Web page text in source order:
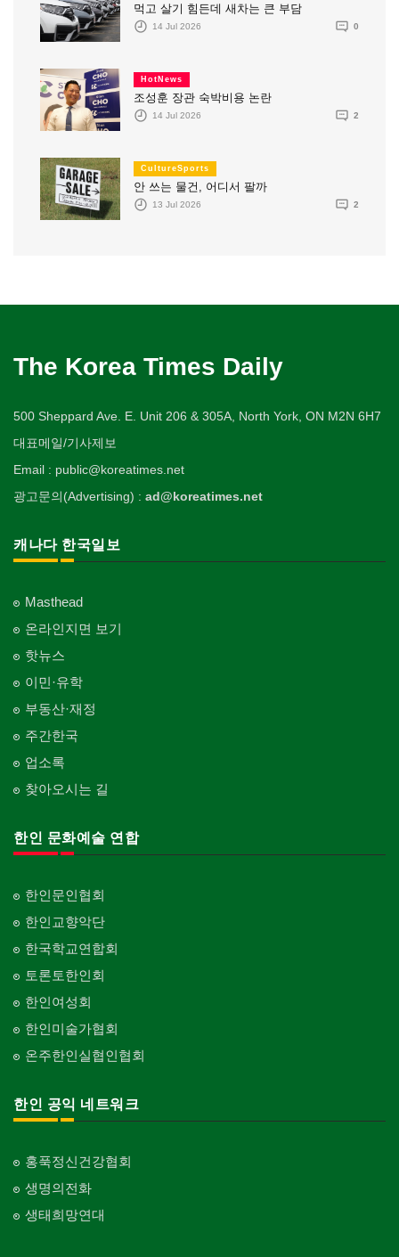
먹고 살기 힘든데 새차는 큰 부담
14 Jul 2026 0
HotNews
조성훈 장관 숙박비용 논란
14 Jul 2026 2
CultureSports
안 쓰는 물건, 어디서 팔까
13 Jul 2026 2
The Korea Times Daily
500 Sheppard Ave. E. Unit 206 & 305A, North York, ON M2N 6H7
대표메일/기사제보
Email : public@koreatimes.net
광고문의(Advertising) : ad@koreatimes.net
캐나다 한국일보
Masthead
온라인지면 보기
핫뉴스
이민·유학
부동산·재정
주간한국
업소록
찾아오시는 길
한인 문화예술 연합
한인문인협회
한인교향악단
한국학교연합회
토론토한인회
한인여성회
한인미술가협회
온주한인실협인협회
한인 공익 네트워크
홍푹정신건강협회
생명의전화
생태희망연대